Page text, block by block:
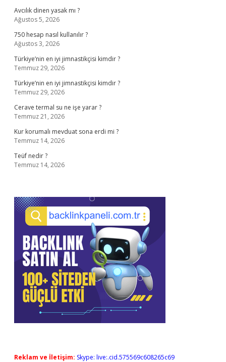
Avcılık dinen yasak mı ?
Ağustos 5, 2026
750 hesap nasıl kullanılır ?
Ağustos 3, 2026
Türkiye’nin en iyi jimnastikçisi kimdir ?
Temmuz 29, 2026
Türkiye’nin en iyi jimnastikçisi kimdir ?
Temmuz 29, 2026
Cerave termal su ne işe yarar ?
Temmuz 21, 2026
Kur korumalı mevduat sona erdi mi ?
Temmuz 14, 2026
Teüf nedir ?
Temmuz 14, 2026
Reklam ve İletişim: Skype: live:.cid.575569c608265c69